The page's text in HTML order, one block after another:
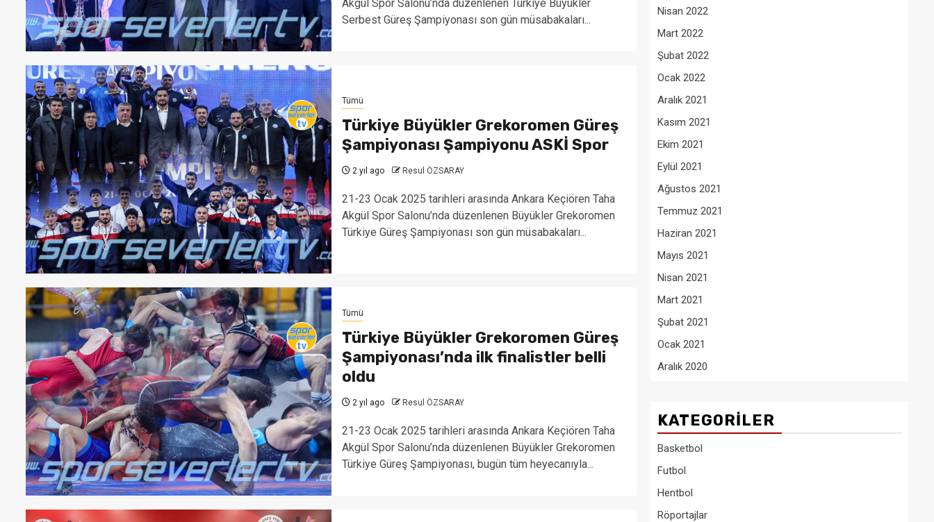
Akgül Spor Salonu’nda düzenlenen Türkiye Büyükler
Serbest Güreş Şampiyonası son gün müsabakaları...
Tümü
Türkiye Büyükler Grekoromen Güreş
Şampiyonası Şampiyonu ASKİ Spor
2 yıl ago Resul ÖZSARAY
21-23 Ocak 2025 tarihleri arasında Ankara Keçiören Taha
Akgül Spor Salonu’nda düzenlenen Büyükler Grekoromen
Türkiye Güreş Şampiyonası son gün müsabakaları...
Tümü
Türkiye Büyükler Grekoromen Güreş
Şampiyonası’nda ilk finalistler belli
oldu
2 yıl ago Resul ÖZSARAY
21-23 Ocak 2025 tarihleri arasında Ankara Keçiören Taha
Akgül Spor Salonu’nda düzenlenen Büyükler Grekoromen
Türkiye Güreş Şampiyonası, bugün tüm heyecanıyla...
Nisan 2022
Mart 2022
Şubat 2022
Ocak 2022
Aralık 2021
Kasım 2021
Ekim 2021
Eylül 2021
Ağustos 2021
Temmuz 2021
Haziran 2021
Mayıs 2021
Nisan 2021
Mart 2021
Şubat 2021
Ocak 2021
Aralık 2020
KATEGORILER
Basketbol
Futbol
Hentbol
Röportajlar